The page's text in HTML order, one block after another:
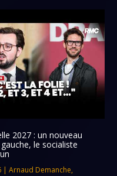
2027 : un nouveau
le socialiste
| Arnaud Demanche,